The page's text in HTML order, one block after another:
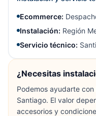
Ecommerce:
Instalación: Región
Servicio técnico:
¿Necesitas
Podemos ayudarte
Santiago. El valor
accesorios y